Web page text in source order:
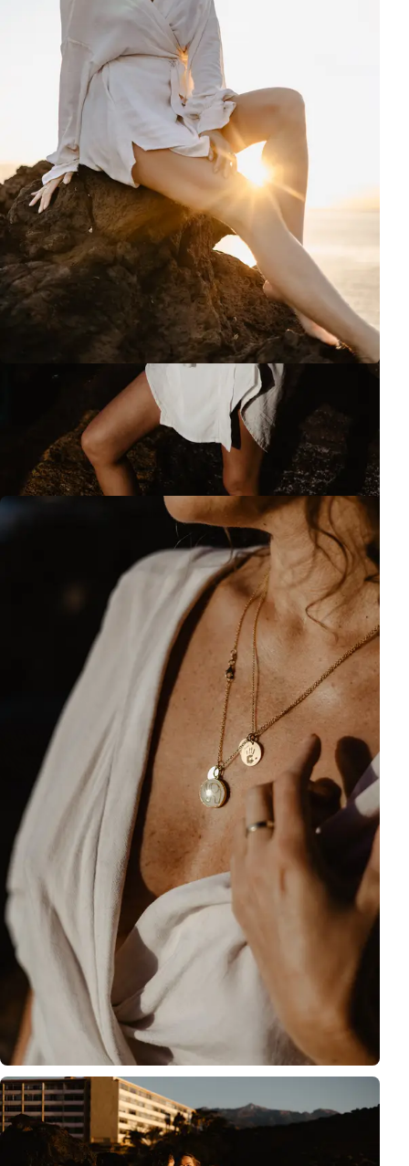
Spotkałyśmy się o świcie na Playa Amarilla, kiedy większość
świata jeszcze spała. To była jedna z tych sesji, gdzie wszystko
układa się samo – światło, nastrój, szczere emocje.